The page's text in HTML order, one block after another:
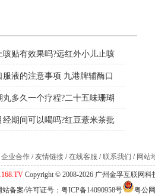
咳贴有效果吗?远红外小儿止咳
服液的注意事项 九港牌辅酶口
丸多久一个疗程?二十五味珊瑚
经期间可以喝吗?红豆薏米茶批
企业合作 /友情链接 /在线客服 /联系我们 / 网站
Copyright © 2008-2026 广州金孚互联网科
备案/许可证号： 粤ICP备14090958号 粤公